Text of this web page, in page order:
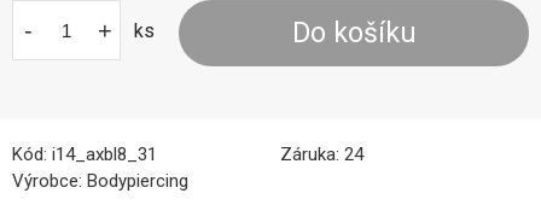
- + ks Do košíku
Kód: i14_axbl8_31 Záruka: 24
Výrobce: Bodypiercing